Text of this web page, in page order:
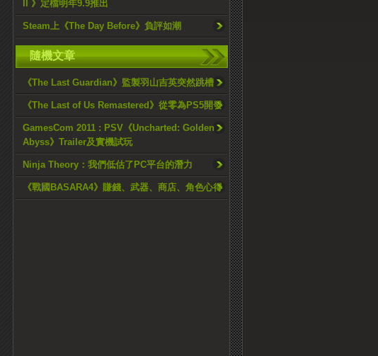
II 》定檔明年9.9推出
Steam上《The Day Before》負評如潮
隨機文章
《The Last Guardian》監製羽山吉英突然跳槽
《The Last of Us Remastered》從零為PS5開發
GamesCom 2011 : PSV《Uncharted: Golden
Abyss》Trailer及實機試玩
Ninja Theory：我們低估了PC平台的潛力
《戰國BASARA4》賺錢、武器、商店、角色心得